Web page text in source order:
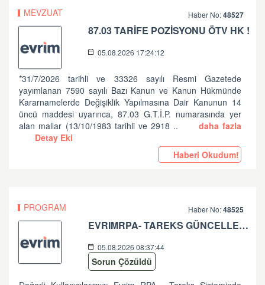
MEVZUAT Haber No:48527
87.03 TARİFE POZİSYONU ÖTV HK !
05.08.2026 17:24:12
*31/7/2026 tarihli ve 33326 sayılı Resmi Gazetede
yayımlanan 7590 sayılı Bazı Kanun ve Kanun Hükmünde
Kararnamelerde Değişiklik Yapılmasına Dair Kanunun 14
üncü maddesi uyarınca, 87.03 G.T.İ.P. numarasında yer
alan mallar (13/10/1983 tarihli ve 2918 ..
daha fazla
Detay Eki
Haberi Okudum!
PROGRAM Haber No:48525
EVRIMRPA- TAREKS GÜNCELLEMESI HAKKINDA (V: 11.50.2.6 BU VERSIYONDA EVRIMRPA- TAREKS MODULÜNDE GÜNCELLEME YAPILMIŞTIR. )
05.08.2026 08:37:44
Sorun Çözüldü